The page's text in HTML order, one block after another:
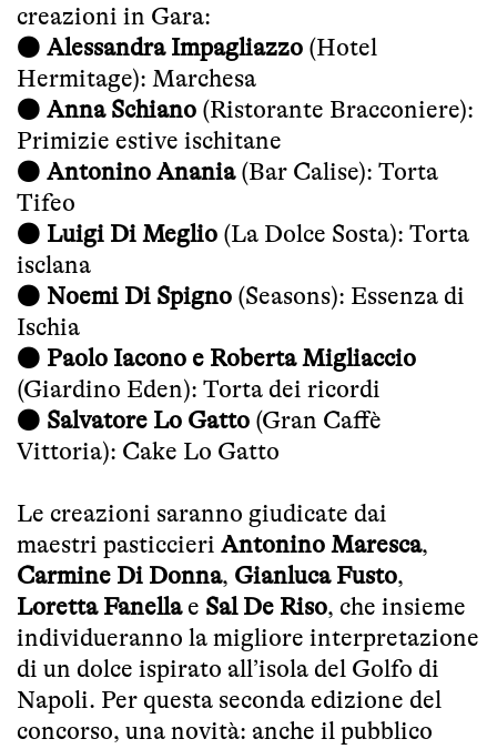
creazioni in Gara:
● Alessandra Impagliazzo (Hotel
Hermitage): Marchesa
● Anna Schiano (Ristorante Bracconiere):
Primizie estive ischitane
● Antonino Anania(Bar Calise): Torta
Tifeo
● Luigi Di Meglio (La Dolce Sosta): Torta
isclana
● Noemi Di Spigno (Seasons): Essenza di
Ischia
● Paolo Iacono e Roberta Migliaccio
(Giardino Eden): Torta dei ricordi
● Salvatore Lo Gatto (Gran Caffè
Vittoria): Cake Lo Gatto
Le creazioni saranno giudicate dai
maestri pasticcieri Antonino Maresca,
Carmine Di Donna, Gianluca Fusto,
Loretta Fanellae Sal De Riso, che insieme
individueranno la migliore interpretazione
di un dolce ispirato all’isola del Golfo di
Napoli. Per questa seconda edizione del
concorso, una novità: anche il pubblico